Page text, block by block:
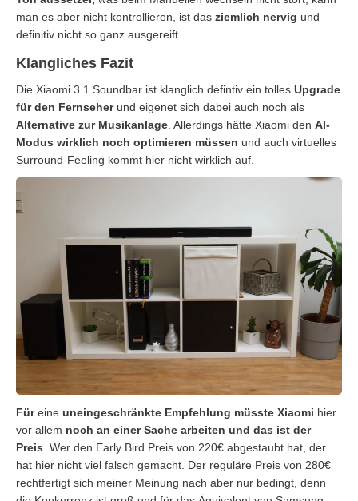
man es aber nicht kontrollieren, ist das ziemlich nervig und
definitiv nicht so ganz ausgereift.
Klangliches Fazit
Die Xiaomi 3.1 Soundbar ist klanglich defintiv ein tolles Upgrade
für den Fernseherund eigenet sich dabei auch noch als
Alternative zur Musikanlage . Allerdings hätte Xiaomi den AI-
Modus wirklich noch optimieren müssen und auch virtuelles
Surround-Feeling kommt hier nicht wirklich auf.
Füreine uneingeschränkte Empfehlung müsste Xiaomi hier
vor allem noch an einer Sache arbeiten und das ist der
Preis . Wer den Early Bird Preis von 220€ abgestaubt hat, der
hat hier nicht viel falsch gemacht. Der reguläre Preis von 280€
rechtfertigt sich meiner Meinung nach aber nur bedingt, denn